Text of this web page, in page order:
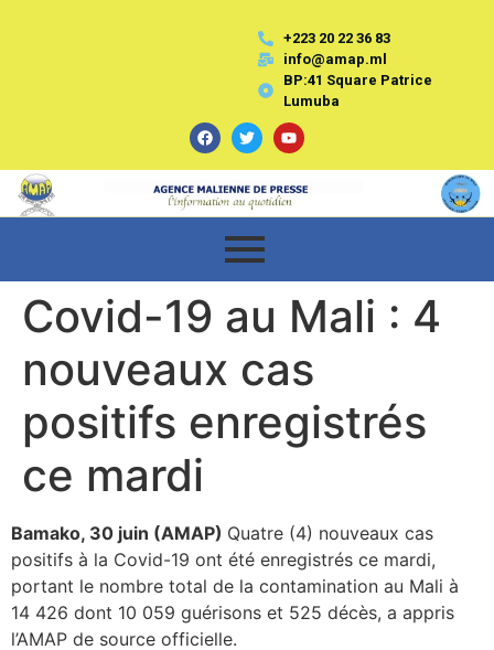
+223 20 22 36 83
info@amap.ml
BP:41 Square Patrice
Lumuba
Covid-19 au Mali : 4
nouveaux cas
positifs enregistrés
ce mardi
Bamako, 30 juin (AMAP) Quatre (4) nouveaux cas
positifs à la Covid-19 ont été enregistrés ce mardi,
portant le nombre total de la contamination au Mali à
14 426 dont 10 059 guérisons et 525 décès, a appris
l’AMAP de source officielle.